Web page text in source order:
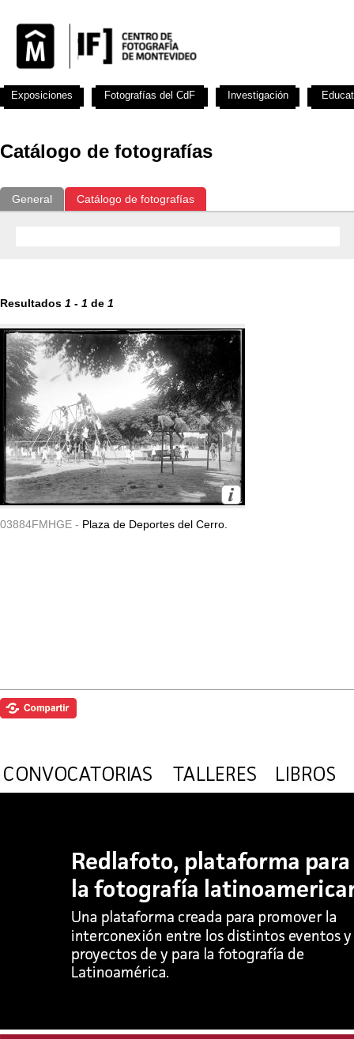
Catálogo de fotografías
General Catálogo de fotografías
Resultados 1 - 1 de 1
03884FMHGE - Plaza de Deportes del Cerro.
Exposiciones Fotografías del CdF Investigación